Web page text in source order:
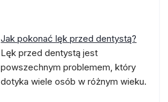
Jak pokonać lęk przed dentystą?
Lęk przed dentystą jest
powszechnym problemem, który
dotyka wiele osób w różnym wieku.